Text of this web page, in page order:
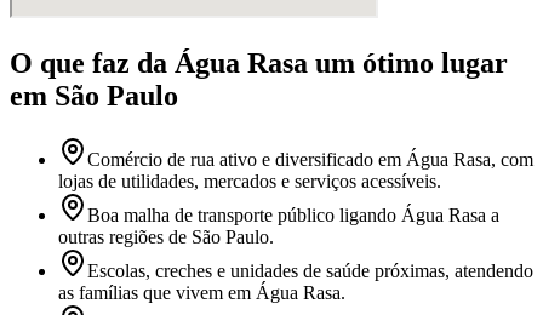
O que faz da Água Rasa um ótimo lugar
em São Paulo
Comércio de rua ativo e diversificado em Água Rasa, com
lojas de utilidades, mercados e serviços acessíveis.
Boa malha de transporte público ligando Água Rasa a
outras regiões de São Paulo.
Escolas, creches e unidades de saúde próximas, atendendo
as famílias que vivem em Água Rasa.